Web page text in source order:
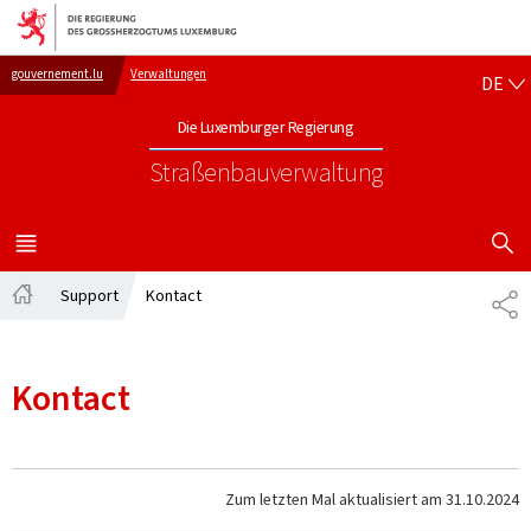
Zur Hauptnavigation
Zum Inhalt
gouvernement.lu Verwaltungen
Die Luxemburger Regierung
Straßenbauverwaltung
DE
MENÜ
HAUPT-
Support Kontact
Kontact
Zum letzten Mal aktualisiert am 31.10.2024